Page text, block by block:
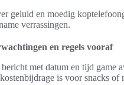
geluid en moedig
verrassingen.
en regels vooraf
met datum en tijd game
is voor snacks of